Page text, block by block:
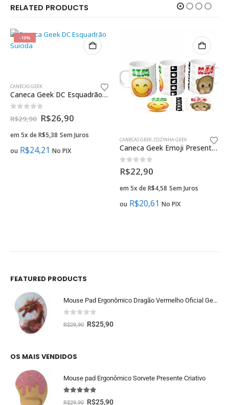
RELATED PRODUCTS
-10%
CANECAS GEEK
Caneca Geek DC Esquadrão Suicida
fora de 5
R$29,90 R$26,90
em 5x deR$5,38 Sem Juros
ou R$24,21 No PIX
CANECAS GEEK,COZINHA GEEK
Caneca Geek Emoji Presente Criativo
0fora de 5
R$22,90
em 5x deR$4,58 Sem Juros
ou R$20,61 No PIX
FEATURED PRODUCTS
Mouse Pad Ergonômico Dragão Vermelho Oficial Geek Vip
fora de 5
R$29,90 R$25,90
OS MAIS VENDIDOS
Mouse pad Ergonômico Sorvete Presente Criativo
fora de 5
R$29,90 R$25,90